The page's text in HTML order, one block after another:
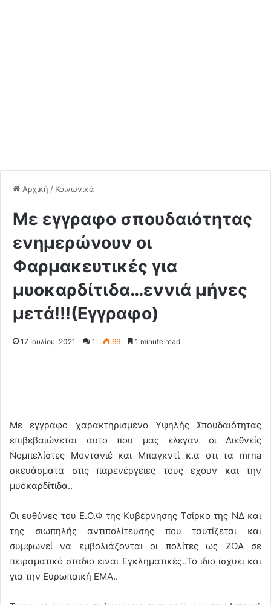
Αρχική / Κοινωνικά
Με εγγραφο σπουδαιότητας
ενημερώνουν οι
Φαρμακευτικές για
μυοκαρδίτιδα…εννιά μήνες
μετά!!!(Εγγραφο)
17 Ιουλίου, 2021 1 66 1 minute read
Με εγγραφο χαρακτηρισμένο Υψηλής Σπουδαιότητας
επιβεβαιώνεται αυτο που μας ελεγαν οι Διεθνείς
Νομπελίστες Μοντανιέ και Μπαγκντί κ.α οτι τα mrna
σκευάσματα στις παρενέργειες τους εχουν και την
μυοκαρδίτιδα..
Οι ευθύνες του Ε.Ο.Φ της Κυβέρνησης Τσίρκο της ΝΔ και
της σιωπηλής αντιπολίτευσης που ταυτίζεται και
συμφωνεί να εμβολιάζονται οι πολίτες ως ΖΩΑ σε
πειραματικό σταδιο ειναι Εγκληματικές..Το ιδιο ισχυει και
για την Ευρωπαική ΕΜΑ..